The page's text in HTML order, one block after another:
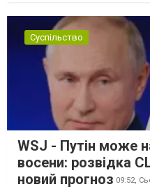
Суспільство
WSJ - Путін може
восени: розвідка
новий прогноз 09:52,